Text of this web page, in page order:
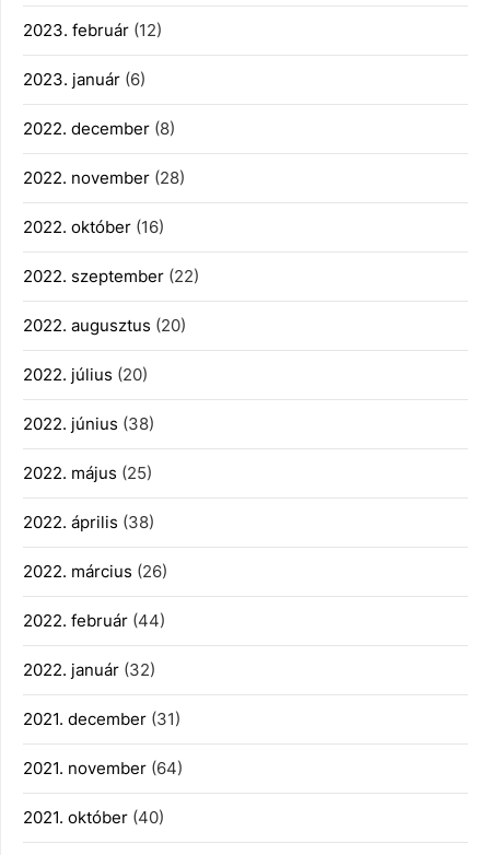
2023. február (12)
2023. január (6)
2022. december (8)
2022. november (28)
2022. október (16)
2022. szeptember (22)
2022. augusztus (20)
2022. július (20)
2022. június (38)
2022. május (25)
2022. április (38)
2022. március (26)
2022. február (44)
2022. január (32)
2021. december (31)
2021. november (64)
2021. október (40)